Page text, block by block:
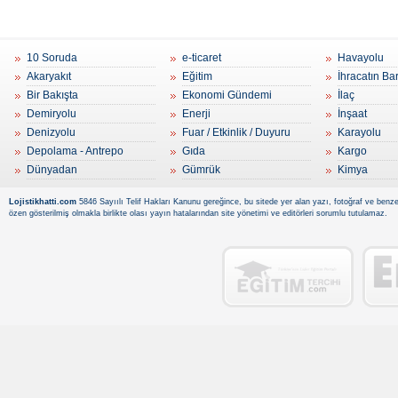
10 Soruda
Akaryakıt
Bir Bakışta
Demiryolu
Denizyolu
Depolama - Antrepo
Dünyadan
e-ticaret
Eğitim
Ekonomi Gündemi
Enerji
Fuar / Etkinlik / Duyuru
Gıda
Gümrük
Havayolu
İhracatın
İlaç
İnşaat
Karayolu
Kargo
Kimya
Lojistikhatti.com 5846 Sayıılı Telif Hakları Kanunu gereğince, bu sitede yer alan yazı, fotoğraf ve
özen gösterilmiş olmakla birlikte olası yayın hatalarından site yönetimi ve editörleri sorumlu tutulamaz.